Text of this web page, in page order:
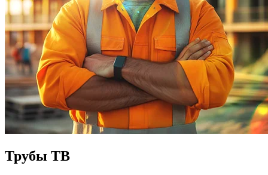
Трубы ТВ